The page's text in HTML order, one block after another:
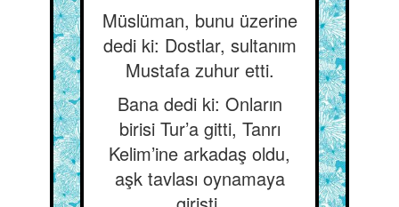
Müslüman, bunu üzerine
dedi ki: Dostlar, sultanım
Mustafa zuhur etti.
Bana dedi ki: Onların
birisi Tur’a gitti, Tanrı
Kelim’ine arkadaş oldu,
aşk tavlası oynamaya